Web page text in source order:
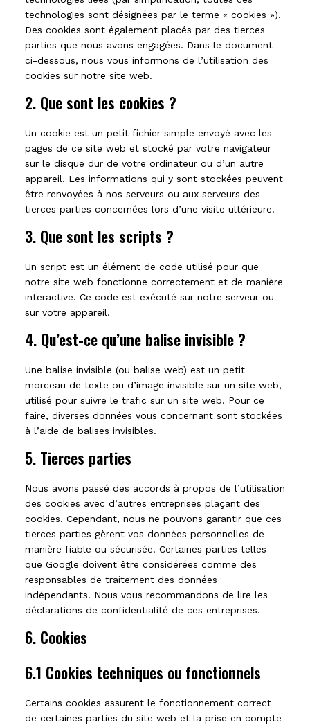
technologies sont désignées par le terme « cookies »).
Des cookies sont également placés par des tierces
parties que nous avons engagées. Dans le document
ci-dessous, nous vous informons de l’utilisation des
cookies sur notre site web.
2. Que sont les cookies ?
Un cookie est un petit fichier simple envoyé avec les
pages de ce site web et stocké par votre navigateur
sur le disque dur de votre ordinateur ou d’un autre
appareil. Les informations qui y sont stockées peuvent
être renvoyées à nos serveurs ou aux serveurs des
tierces parties concernées lors d’une visite ultérieure.
3. Que sont les scripts ?
Un script est un élément de code utilisé pour que
notre site web fonctionne correctement et de manière
interactive. Ce code est exécuté sur notre serveur ou
sur votre appareil.
4. Qu’est-ce qu’une balise invisible ?
Une balise invisible (ou balise web) est un petit
morceau de texte ou d’image invisible sur un site web,
utilisé pour suivre le trafic sur un site web. Pour ce
faire, diverses données vous concernant sont stockées
à l’aide de balises invisibles.
5. Tierces parties
Nous avons passé des accords à propos de l’utilisation
des cookies avec d’autres entreprises plaçant des
cookies. Cependant, nous ne pouvons garantir que ces
tierces parties gèrent vos données personnelles de
manière fiable ou sécurisée. Certaines parties telles
que Google doivent être considérées comme des
responsables de traitement des données
indépendants. Nous vous recommandons de lire les
déclarations de confidentialité de ces entreprises.
6. Cookies
6.1 Cookies techniques ou fonctionnels
Certains cookies assurent le fonctionnement correct
de certaines parties du site web et la prise en compte